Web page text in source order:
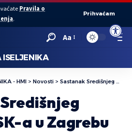
Open
Pravila o
.
Prihvaćam
Aa
- HMI > Novosti > Sastanak Središnjeg odbora HSK-a u Zagrebu
a u Zagrebu